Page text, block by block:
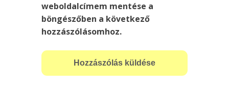
weboldalcímem mentése a
böngészőben a következő
hozzászólásomhoz.